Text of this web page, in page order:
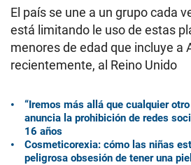
El país se une a un grupo cada
está limitando le uso de estas
menores de edad que incluye a
recientemente, al Reino Unido
“Iremos más allá que cualquier
anuncia la prohibición de redes
16 años
Cosmeticorexia: cómo las niñas
peligrosa obsesión de tener una